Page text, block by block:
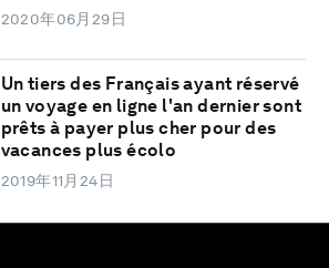
2020年06月29日
Un tiers des Français ayant réservé
un voyage en ligne l'an dernier sont
prêts à payer plus cher pour des
vacances plus écolo
2019年11月24日